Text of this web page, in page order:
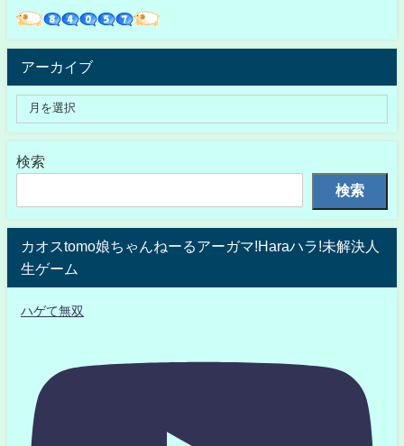
アーカイブ
検索
検索
カオスtomo娘ちゃんねーるアーガマ!Haraハラ!未解決人
生ゲーム
ハゲて無双